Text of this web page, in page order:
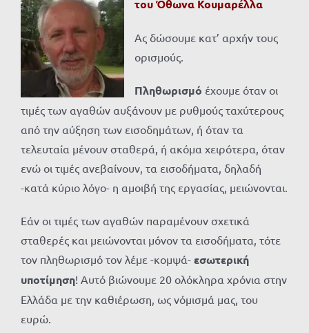
του Όθωνα Κουμαρέλλα
Ας δώσουμε κατ’ αρχήν τους
ορισμούς.
Πληθωρισμό έχουμε όταν οι
τιμές των αγαθών αυξάνουν με ρυθμούς ταχύτερους
από την αύξηση των εισοδημάτων, ή όταν τα
τελευταία μένουν σταθερά, ή ακόμα χειρότερα, όταν
ενώ οι τιμές ανεβαίνουν, τα εισοδήματα, δηλαδή
-κατά κύριο λόγο- η αμοιβή της εργασίας, μειώνονται.
Εάν οι τιμές των αγαθών παραμένουν σχετικά
σταθερές και μειώνονται μόνον τα εισοδήματα, τότε
τον πληθωρισμό τον λέμε -κομψά- εσωτερική
υποτίμηση! Αυτό βιώνουμε 20 ολόκληρα χρόνια στην
Ελλάδα με την καθιέρωση, ως νόμισμά μας, του
ευρώ.